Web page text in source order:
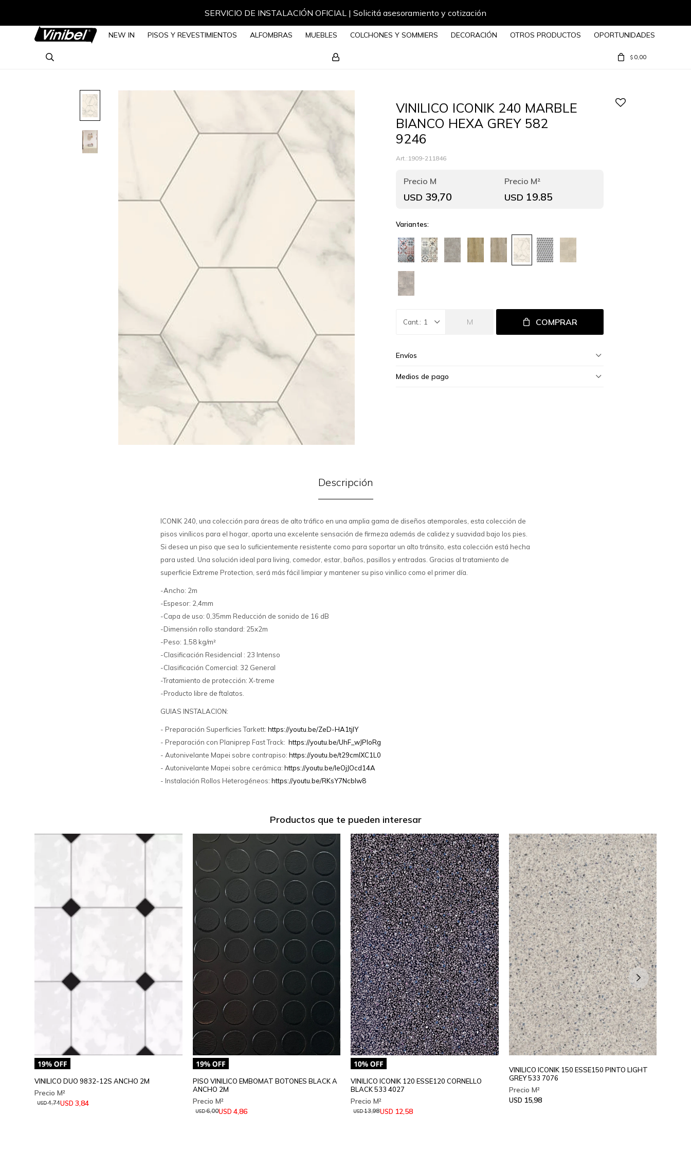
SERVICIO DE INSTALACIÓN OFICIAL | Solicitá asesoramiento y cotización
NEW IN PISOS Y REVESTIMIENTOS ALFOMBRAS MUEBLES COLCHONES Y SOMMIERS DECORACIÓN OTROS PRODUCTOS OPORTUNIDADES
$ 0,00
VINILICO ICONIK 240 MARBLE
BIANCO HEXA GREY 582
9246
1909-211846
USD 39,70 USD 19.85
Variantes:
1 M COMPRAR
Envíos
Medios de pago
Descripción
ICONIK 240, una colección para áreas de alto tráfico en una amplia gama de diseños atemporales, esta colección de
pisos vinílicos para el hogar, aporta una excelente sensación de firmeza además de calidez y suavidad bajo los pies.
Si desea un piso que sea lo suficientemente resistente como para soportar un alto tránsito, esta colección está hecha
para usted. Una solución ideal para living, comedor, estar, baños, pasillos y entradas. Gracias al tratamiento de
superficie Extreme Protection, será más fácil limpiar y mantener su piso vinílico como el primer día.
-Ancho: 2m
-Espesor: 2,4mm
-Capa de uso: 0,35mm Reducción de sonido de 16 dB
-Dimensión rollo standard: 25x2m
-Peso: 1,58 kg/m²
-Clasificación Residencial : 23 Intenso
-Clasificación Comercial: 32 General
-Tratamiento de protección: X-treme
-Producto libre de ftalatos.
GUIAS INSTALACION:
- Preparación Superficies Tarkett: https://youtu.be/ZeD-HA1tjlY
- Preparación con Planiprep Fast Track: https://youtu.be/UhF_wJPIoRg
- Autonivelante Mapei sobre contrapiso: https://youtu.be/t29cmlXC1L0
- Autonivelante Mapei sobre cerámica: https://youtu.be/IeOjJOcd14A
- Instalación Rollos Heterogéneos: https://youtu.be/RKsY7Ncblw8
Productos que te pueden interesar
VINILICO DUO 9832-12S ANCHO 2M
USD 3,84
USD4,74
PISO VINILICO EMBOMAT BOTONES BLACK A
ANCHO 2M
USD 4,86
USD6,00
VINILICO ICONIK 120 ESSE120 CORNELLO
BLACK 533 4027
USD 12,58
USD13,98
VINILICO ICONIK 150 ESSE150 PINTO LIGHT
GREY 533 7076
USD 15,98